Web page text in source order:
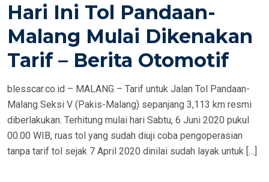
O
Hari Ini Tol Pandaan-
Malang Mulai Dikenakan
Tarif – Berita Otomotif
blesscar.co.id – MALANG – Tarif untuk Jalan Tol Pandaan-
Malang Seksi V (Pakis-Malang) sepanjang 3,113 km resmi
diberlakukan. Terhitung mulai hari Sabtu, 6 Juni 2020 pukul
00.00 WIB, ruas tol yang sudah diuji coba pengoperasian
tanpa tarif tol sejak 7 April 2020 dinilai sudah layak untuk […]